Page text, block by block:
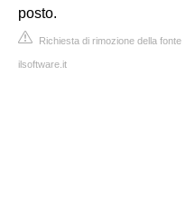
posto.
Richiesta di rimozione della fonte
ilsoftware.it